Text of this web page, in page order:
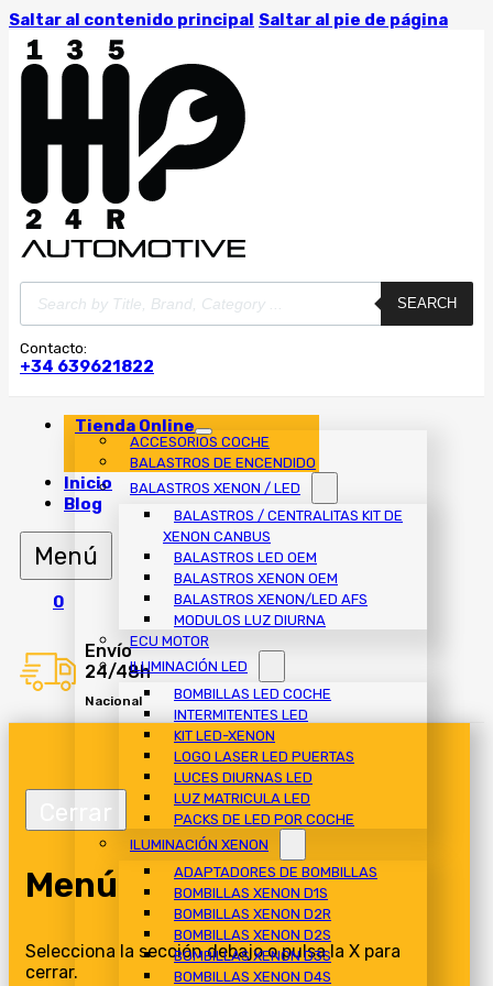
Saltar al contenido principal Saltar al pie de página
Búsqueda
de
productos
SEARCH
Contacto:
+34 639621822
Tienda Online
ACCESORIOS COCHE
BALASTROS DE ENCENDIDO
BALASTROS XENON / LED
BALASTROS / CENTRALITAS KIT DE
XENON CANBUS
BALASTROS LED OEM
BALASTROS XENON OEM
BALASTROS XENON/LED AFS
MODULOS LUZ DIURNA
ECU MOTOR
ILUMINACIÓN LED
BOMBILLAS LED COCHE
INTERMITENTES LED
KIT LED-XENON
LOGO LASER LED PUERTAS
LUCES DIURNAS LED
LUZ MATRICULA LED
PACKS DE LED POR COCHE
ILUMINACIÓN XENON
ADAPTADORES DE BOMBILLAS
BOMBILLAS XENON D1S
BOMBILLAS XENON D2R
BOMBILLAS XENON D2S
BOMBILLAS XENON D3S
BOMBILLAS XENON D4S
Inicio
Blog
0
Envío
24/48h
Nacional
Menú
Selecciona la sección debajo o pulsa la X para
cerrar.